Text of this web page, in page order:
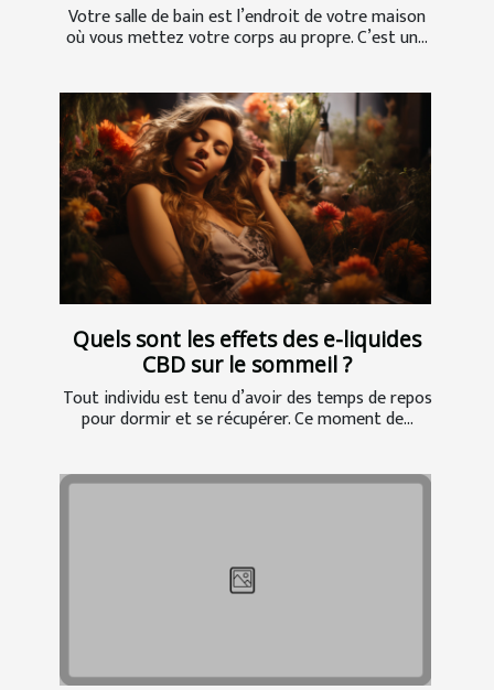
Votre salle de bain est l’endroit de votre maison
où vous mettez votre corps au propre. C’est un...
Quels sont les effets des e-liquides
CBD sur le sommeil ?
Tout individu est tenu d’avoir des temps de repos
pour dormir et se récupérer. Ce moment de...